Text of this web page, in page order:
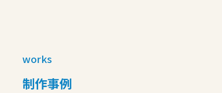
works
制作事例